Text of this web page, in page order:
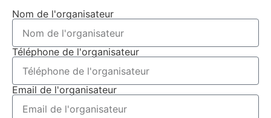
Nom de l'organisateur
Téléphone de l'organisateur
Email de l'organisateur